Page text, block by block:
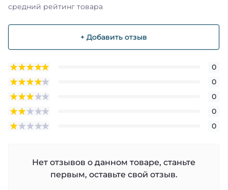
средний рейтинг товара
+ Добавить отзыв
0
0
0
0
0
Нет отзывов о данном товаре, станьте
первым, оставьте свой отзыв.